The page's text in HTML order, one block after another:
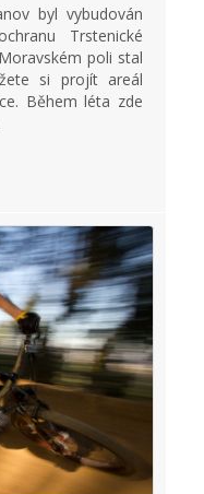
byl vybudován
Trstenické
poli stal
si projít areál
Během léta zde